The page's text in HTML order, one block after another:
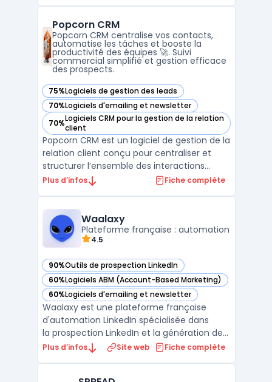
grande échelle, Mailchimp cible les sociétés
recherchant un outil pour gé ...
Popcorn CRM
Popcorn CRM centralise vos contacts,
automatise les tâches et booste la
productivité des équipes 🚀. Suivi
commercial simplifié et gestion efficace
des prospects.
75%Logiciels de gestion des leads
— voir Popcorn CRM dans cette catégorie
70%Logiciels d'emailing et newsletter
— voir Popcorn CRM dans cette catégorie
70%Logiciels CRM pour la gestion de la relation
client
— voir Popcorn CRM dans cette catégorie
Popcorn CRM est un logiciel de gestion de la
relation client conçu pour centraliser et
structurer l’ensemble des interactions
commerciales des entreprises. Ce logiciel
leurs besoins quotidiens de suivi client, tout
en ...
Plus d’infos Fiche complète
Waalaxy
Plateforme française : automation
4.5
90%Outils de prospection LinkedIn
— voir Waalaxy dans cette catégorie
60%Logiciels ABM (Account-Based Marketing)
— voir Waalaxy dans cette catégorie
60%Logiciels d'emailing et newsletter
— voir Waalaxy dans cette catégorie
Waalaxy est une plateforme française
d'automation LinkedIn spécialisée dans
la prospection LinkedIn et la génération de
leads B2B. Elle centralise l'automatisation
Plus d’infos Site web Fiche complète